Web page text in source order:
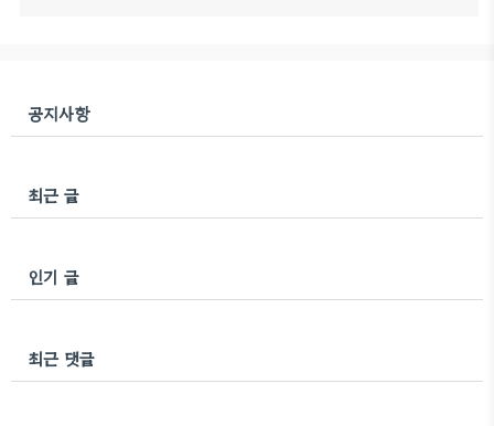
공지사항
최근 글
인기 글
최근 댓글